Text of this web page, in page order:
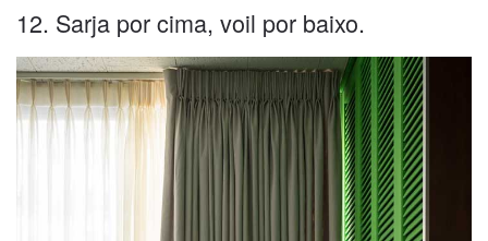
12. Sarja por cima, voil por baixo.